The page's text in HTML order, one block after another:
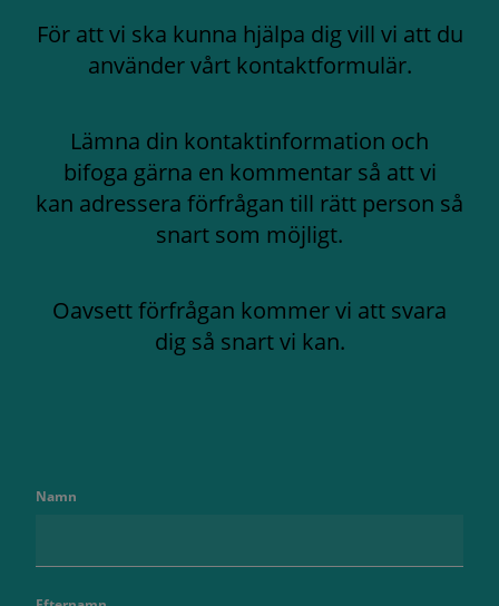
För att vi ska kunna hjälpa dig vill vi att du
använder vårt kontaktformulär.
Lämna din kontaktinformation och
bifoga gärna en kommentar så att vi
kan adressera förfrågan till rätt person så
snart som möjligt.
Oavsett förfrågan kommer vi att svara
dig så snart vi kan.
Namn